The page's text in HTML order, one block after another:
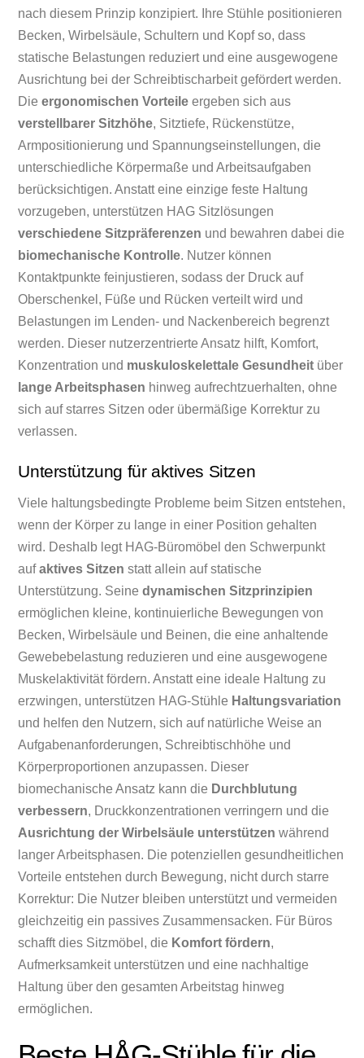
nach diesem Prinzip konzipiert. Ihre Stühle positionieren
Becken, Wirbelsäule, Schultern und Kopf so, dass
statische Belastungen reduziert und eine ausgewogene
Ausrichtung bei der Schreibtischarbeit gefördert werden.
Dieergonomischen Vorteile ergeben sich aus
verstellbarer Sitzhöhe, Sitztiefe, Rückenstütze,
Armpositionierung und Spannungseinstellungen, die
unterschiedliche Körpermaße und Arbeitsaufgaben
berücksichtigen. Anstatt eine einzige feste Haltung
vorzugeben, unterstützen HAG Sitzlösungen
verschiedene Sitzpräferenzen und bewahren dabei die
biomechanische Kontrolle. Nutzer können
Kontaktpunkte feinjustieren, sodass der Druck auf
Oberschenkel, Füße und Rücken verteilt wird und
Belastungen im Lenden- und Nackenbereich begrenzt
werden. Dieser nutzerzentrierte Ansatz hilft, Komfort,
Konzentration und muskuloskelettale Gesundheit über
lange Arbeitsphasen hinweg aufrechtzuerhalten, ohne
sich auf starres Sitzen oder übermäßige Korrektur zu
verlassen.
Unterstützung für aktives Sitzen
Viele haltungsbedingte Probleme beim Sitzen entstehen,
wenn der Körper zu lange in einer Position gehalten
wird. Deshalb legt HAG-Büromöbel den Schwerpunkt
aufaktives Sitzen statt allein auf statische
Unterstützung. Seinedynamischen Sitzprinzipien
ermöglichen kleine, kontinuierliche Bewegungen von
Becken, Wirbelsäule und Beinen, die eine anhaltende
Gewebebelastung reduzieren und eine ausgewogene
Muskelaktivität fördern. Anstatt eine ideale Haltung zu
erzwingen, unterstützen HAG-Stühle Haltungsvariation
und helfen den Nutzern, sich auf natürliche Weise an
Aufgabenanforderungen, Schreibtischhöhe und
Körperproportionen anzupassen. Dieser
biomechanische Ansatz kann die Durchblutung
verbessern, Druckkonzentrationen verringern und die
Ausrichtung der Wirbelsäule unterstützen während
langer Arbeitsphasen. Die potenziellen gesundheitlichen
Vorteile entstehen durch Bewegung, nicht durch starre
Korrektur: Die Nutzer bleiben unterstützt und vermeiden
gleichzeitig ein passives Zusammensacken. Für Büros
schafft dies Sitzmöbel, die Komfort fördern,
Aufmerksamkeit unterstützen und eine nachhaltige
Haltung über den gesamten Arbeitstag hinweg
ermöglichen.